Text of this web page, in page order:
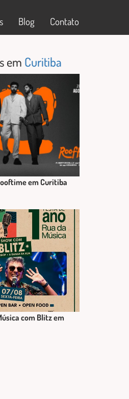
Blog Contato
em Curitiba
em Curitiba
com Blitz em